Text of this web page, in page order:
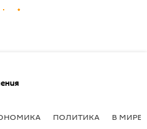
ПОЛИТИКА В МИРЕ